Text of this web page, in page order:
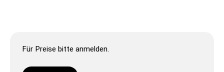
Für Preise bitte anmelden.